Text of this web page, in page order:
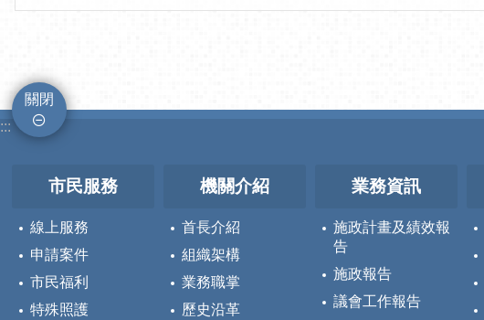
關閉
:::
市民服務
線上服務
申請案件
市民福利
特殊照護
機關介紹
首長介紹
組織架構
業務職掌
歷史沿革
業務資訊
施政計畫及績效報
告
施政報告
議會工作報告